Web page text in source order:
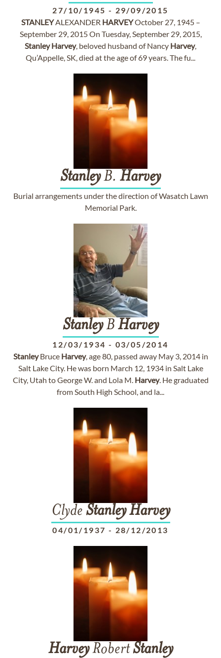
27/10/1945 - 29/09/2015
STANLEYALEXANDER HARVEYOctober 27, 1945 –
September 29, 2015 On Tuesday, September 29, 2015,
Stanley Harvey, beloved husband of Nancy Harvey,
Qu’Appelle, SK, died at the age of 69 years. The fu...
StanleyB. Harvey
Burial arrangements under the direction of Wasatch Lawn
Memorial Park.
StanleyB Harvey
12/03/1934 - 03/05/2014
StanleyBruce Harvey, age 80, passed away May 3, 2014 in
Salt Lake City. He was born March 12, 1934 in Salt Lake
City, Utah to George W. and Lola M. Harvey. He graduated
from South High School, and la...
Clyde Stanley Harvey
04/01/1937 - 28/12/2013
HarveyRobertStanley